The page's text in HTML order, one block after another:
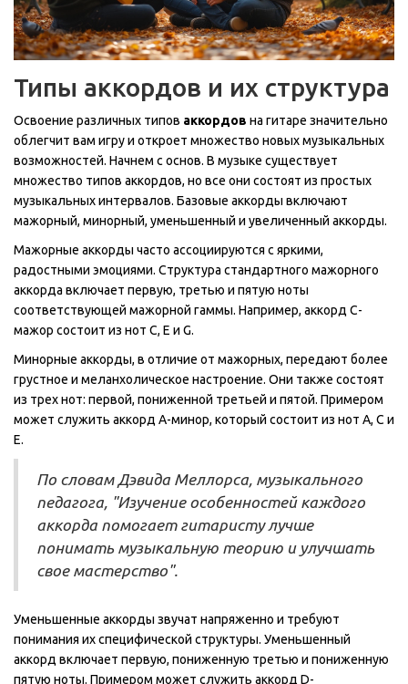
Типы аккордов и их структура
Освоение различных типов аккордов на гитаре значительно
облегчит вам игру и откроет множество новых музыкальных
возможностей. Начнем с основ. В музыке существует
множество типов аккордов, но все они состоят из простых
музыкальных интервалов. Базовые аккорды включают
мажорный, минорный, уменьшенный и увеличенный аккорды.
Мажорные аккорды часто ассоциируются с яркими,
радостными эмоциями. Структура стандартного мажорного
аккорда включает первую, третью и пятую ноты
соответствующей мажорной гаммы. Например, аккорд C-
мажор состоит из нот C, E и G.
Минорные аккорды, в отличие от мажорных, передают более
грустное и меланхолическое настроение. Они также состоят
из трех нот: первой, пониженной третьей и пятой. Примером
может служить аккорд A-минор, который состоит из нот A, C и
E.
По словам Дэвида Меллорса, музыкального
педагога, "Изучение особенностей каждого
аккорда помогает гитаристу лучше
понимать музыкальную теорию и улучшать
свое мастерство".
Уменьшенные аккорды звучат напряженно и требуют
понимания их специфической структуры. Уменьшенный
аккорд включает первую, пониженную третью и пониженную
пятую ноты. Примером может служить аккорд D-